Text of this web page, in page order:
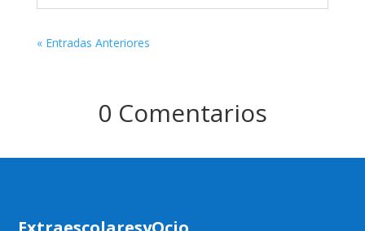
« Entradas Anteriores
0 Comentarios